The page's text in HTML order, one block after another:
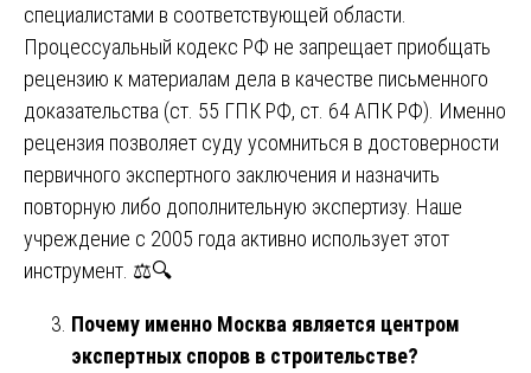
специалистами в соответствующей области.
Процессуальный кодекс РФ не запрещает приобщать
рецензию к материалам дела в качестве письменного
доказательства (ст. 55 ГПК РФ, ст. 64 АПК РФ). Именно
рецензия позволяет суду усомниться в достоверности
первичного экспертного заключения и назначить
повторную либо дополнительную экспертизу. Наше
учреждение с 2005 года активно использует этот
инструмент. ⚖️🔍
Почему именно Москва является центром
экспертных споров в строительстве?